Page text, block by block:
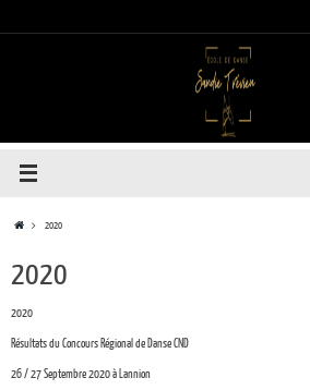
2020
2020
2020
Résultats du Concours Régional de Danse CND
26 / 27 Septembre 2020 à Lannion